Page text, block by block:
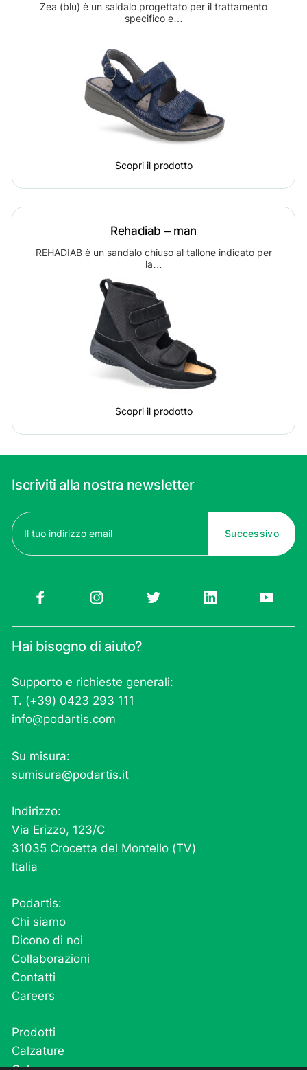
Zea (blu) è un saldalo progettato per il trattamento
specifico e…
Scopri il prodotto
Rehadiab – man
REHADIAB è un sandalo chiuso al tallone indicato per
la…
Scopri il prodotto
Iscriviti alla nostra newsletter
Email
(Obbligatorio)
Hai bisogno di aiuto?
Supporto e richieste generali:
T. (+39) 0423 293 111
info@podartis.com
Su misura:
sumisura@podartis.it
Indirizzo:
Via Erizzo, 123/C
31035 Crocetta del Montello (TV)
Italia
Podartis:
Chi siamo
Dicono di noi
Collaborazioni
Contatti
Careers
Prodotti
Calzature